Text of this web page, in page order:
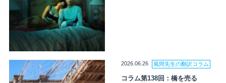
2026.06.26 風間先生の翻訳コラム
コラム第138回：橋を売る